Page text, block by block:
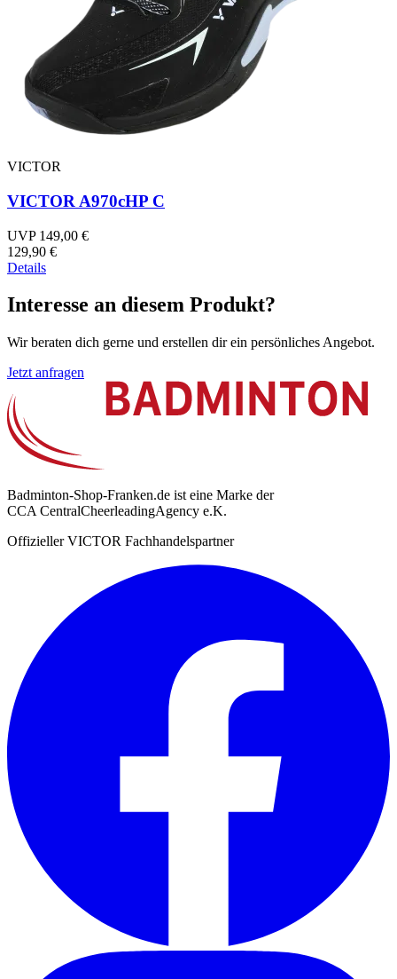
VICTOR
VICTOR A970cHP C
UVP 149,00 €
129,90 €
Details
Interesse an diesem Produkt?
Wir beraten dich gerne und erstellen dir ein persönliches Angebot.
Jetzt anfragen
Badminton-Shop-Franken.de ist eine Marke der
CCA CentralCheerleadingAgency e.K.
Offizieller VICTOR Fachhandelspartner